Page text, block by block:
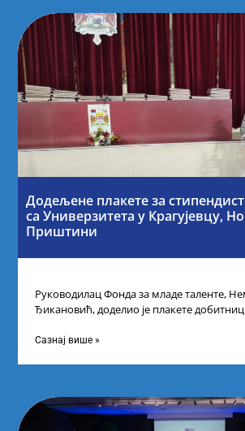
Додељене плакете за
са Универзитета у Крагујевцу,
Приштини
Руководилац Фонда за младе таленте,
Ђикановић, доделио је плакете
Сазнај више »